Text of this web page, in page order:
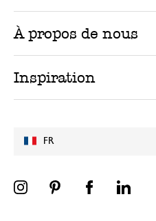
FR
À propos de nous
Inspiration